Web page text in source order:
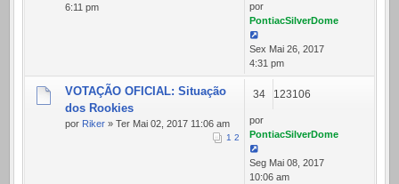
6:11 pm
por
PontiacSilverDome
Sex Mai 26, 2017
4:31 pm
VOTAÇÃO OFICIAL: Situação
dos Rookies
por Riker » Ter Mai 02, 2017 11:06 am
1 2
34 123106
por
PontiacSilverDome
Seg Mai 08, 2017
10:06 am